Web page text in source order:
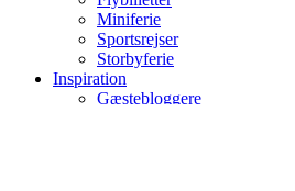
Miniferie
Sportsrejser
Storbyferie
Inspiration
Gæstebloggere